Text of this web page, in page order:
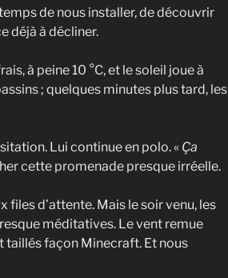
de nous installer, de découvrir
déjà à décliner.
à peine 10 °C, et le soleil joue à
; quelques minutes plus tard, les
Lui continue en polo. « Ça
cette promenade presque irréelle.
files d’attente. Mais le soir venu, les
méditatives. Le vent remue
taillés façon Minecraft. Et nous